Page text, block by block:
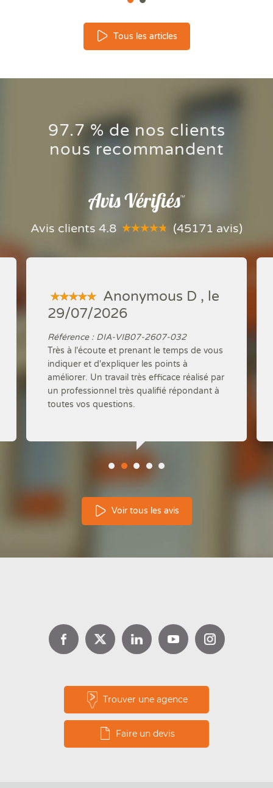
Votre logement reste trop
chaud l'été ? Comprendre le
phénomène des bouilloires
Comprendre le phénomène des bouilloires
thermiques.
Lire la suite
Tous les articles
97.7 % de nos clients
nous recommandent
Avis clients 4.8 (45171 avis)
Anonymous D , le
29/07/2026
Référence : DIA-VIB07-2607-032
Très à l'écoute et prenant le temps de vous
indiquer et d'expliquer les points à
améliorer. Un travail très efficace réalisé par
un professionnel très qualifié répondant à
toutes vos questions.
Voir tous les avis
Trouver une agence
Faire un devis